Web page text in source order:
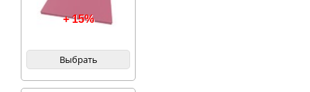
+ 15%
Выбрать